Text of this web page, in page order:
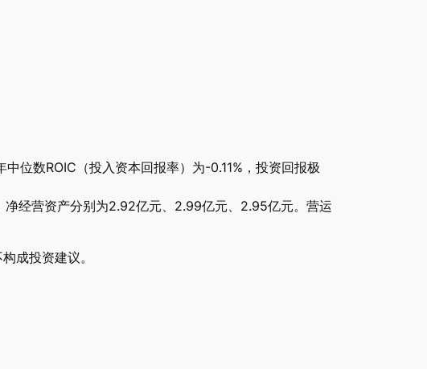
位数ROIC（投入资本回报率）为-0.11%，投资回报极
经营资产分别为2.92亿元、2.99亿元、2.95亿元。营运
成投资建议。